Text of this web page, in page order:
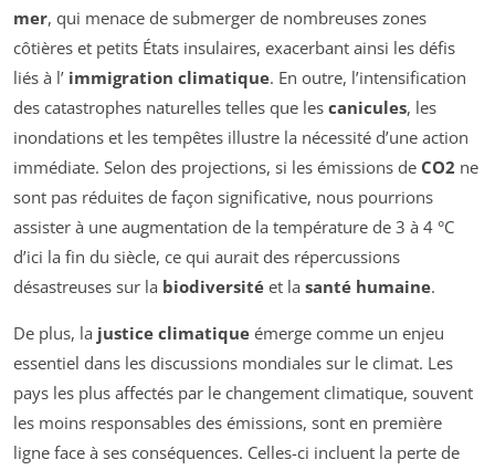
mer, qui menace de submerger de nombreuses zones
côtières et petits États insulaires, exacerbant ainsi les défis
liés à l’ immigration climatique. En outre, l’intensification
des catastrophes naturelles telles que les canicules, les
inondations et les tempêtes illustre la nécessité d’une action
immédiate. Selon des projections, si les émissions de CO2 ne
sont pas réduites de façon significative, nous pourrions
assister à une augmentation de la température de 3 à 4 °C
d’ici la fin du siècle, ce qui aurait des répercussions
désastreuses sur la biodiversité et la santé humaine.
De plus, la justice climatique émerge comme un enjeu
essentiel dans les discussions mondiales sur le climat. Les
pays les plus affectés par le changement climatique, souvent
les moins responsables des émissions, sont en première
ligne face à ses conséquences. Celles-ci incluent la perte de